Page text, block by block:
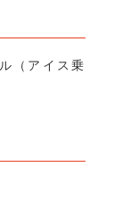
（アイス乗